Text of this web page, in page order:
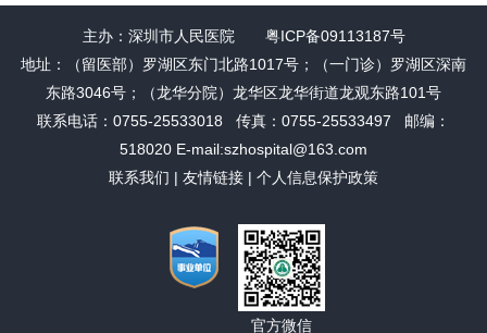
主办：深圳市人民医院 粤ICP备09113187号
地址：（留医部）罗湖区东门北路1017号；（一门诊）罗湖区深南
东路3046号；（龙华分院）龙华区龙华街道龙观东路101号
联系电话：0755-25533018 传真：0755-25533497 邮编：
518020 E-mail:szhospital@163.com
联系我们 | 友情链接 | 个人信息保护政策
官方微信